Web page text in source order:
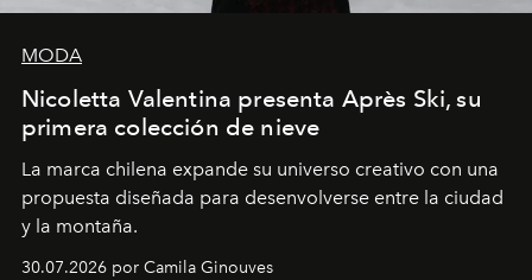
MODA
Nicoletta Valentina presenta Après Ski, su
primera colección de nieve
La marca chilena expande su universo creativo con una
propuesta diseñada para desenvolverse entre la ciudad
y la montaña.
30.07.2026 por Camila Ginouves